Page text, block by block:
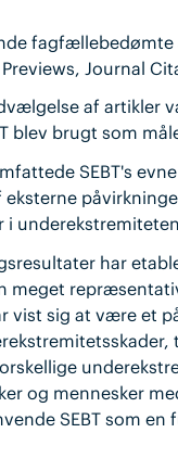
Journal
af artikler
blev brugt som
SEBT's
har
meget
vist sig at være et
og mennesker
SEBT som en